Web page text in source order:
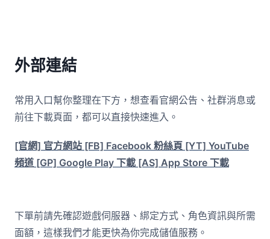
外部連結
常用入口幫你整理在下方，想查看官網公告、社群消息或
前往下載頁面，都可以直接快速進入。
[官網] 官方網站 [FB] Facebook 粉絲頁 [YT] YouTube
頻道 [GP] Google Play 下載 [AS] App Store 下載
下單前請先確認遊戲伺服器、綁定方式、角色資訊與所需
面額，這樣我們才能更快為你完成儲值服務。